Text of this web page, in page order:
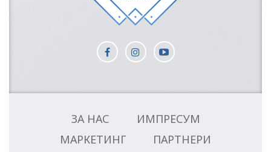
ЗА НАС
ИМПРЕСУМ
МАРКЕТИНГ
ПАРТНЕРИ